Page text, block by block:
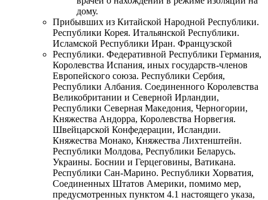
дому.
Прибывших из Китайской Народной Республики.
Республики Корея. Итальянской Республики.
Исламской Республики Иран. Французской
Республики. Федеративной Республики Германия,
Королевства Испания, иных государств-членов
Европейского союза. Республики Сербия,
Республики Албания. Соединенного Королевства
Великобритании и Северной Ирландии,
Республики Северная Македония, Черногории,
Княжества Андорра, Королевства Норвегия.
Швейцарской Конфедерации, Исландии.
Княжества Монако, Княжества Лихтенштейн.
Республики Молдова, Республики Беларусь.
Украины. Боснии и Герцеговины, Ватикана.
Республики Сан-Марино. Республики Хорватия,
Соединенных Штатов Америки, помимо мер,
предусмотренных пунктом 4.1 настоящего указа,